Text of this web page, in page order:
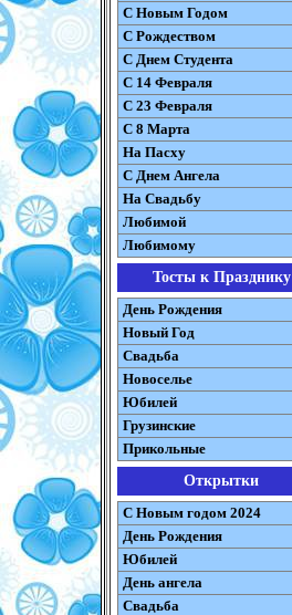
С Новым Годом
С Рождеством
C Днем Студента
С 14 Февраля
С 23 Февраля
С 8 Марта
На Пасху
C Днем Ангела
На Свадьбу
Любимой
Любимому
Тосты к Празднику
День Рождения
Новый Год
Свадьба
Новоселье
Юбилей
Грузинские
Прикольные
Открытки
С Новым годом 2024
День Рождения
Юбилей
День ангела
Свадьба